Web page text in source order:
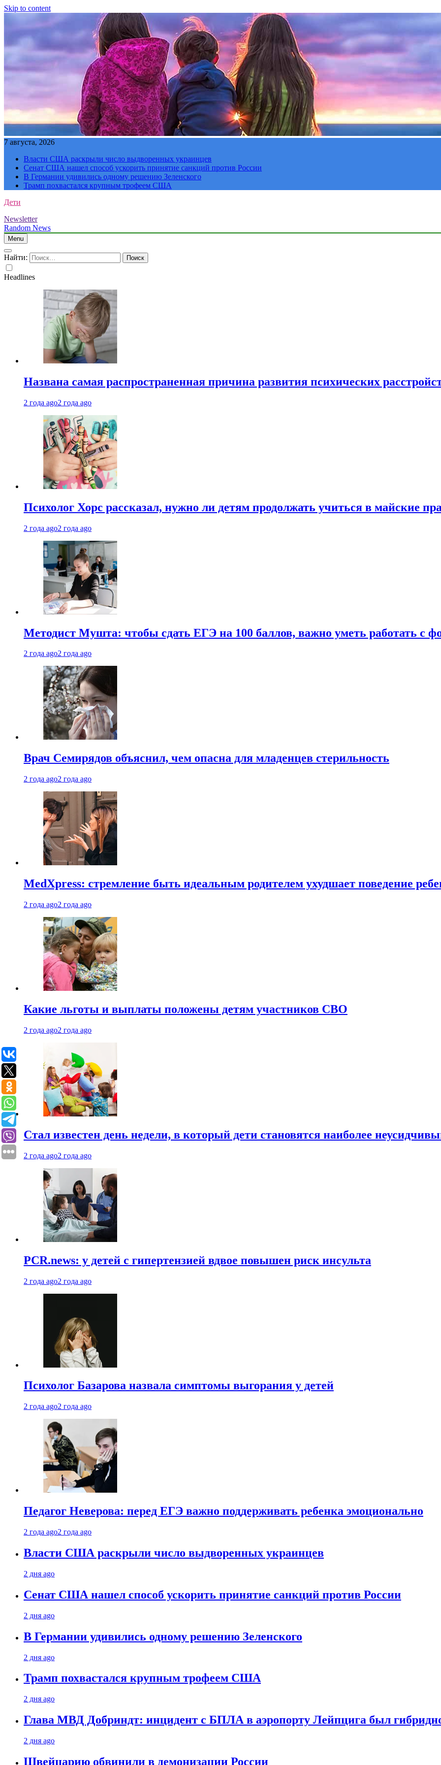
Skip to content
7 августа, 2026
Власти США раскрыли число выдворенных украинцев
Сенат США нашел способ ускорить принятие санкций против России
В Германии удивились одному решению Зеленского
Трамп похвастался крупным трофеем США
Дети
Newsletter
Random News
Menu
Найти:
Headlines
Названа самая распространенная причина развития психических
2 года ago2 года ago
Психолог Хорс рассказал, нужно ли детям продолжать учиться в майские
2 года ago2 года ago
Методист Мушта: чтобы сдать ЕГЭ на 100 баллов, важно уметь работать с
2 года ago2 года ago
Врач Семирядов объяснил, чем опасна для младенцев стерильность
2 года ago2 года ago
MedXpress: стремление быть идеальным родителем ухудшает поведение
2 года ago2 года ago
Какие льготы и выплаты положены детям участников СВО
2 года ago2 года ago
Стал известен день недели, в который дети становятся наиболее
2 года ago2 года ago
PCR.news: у детей с гипертензией вдвое повышен риск инсульта
2 года ago2 года ago
Психолог Базарова назвала симптомы выгорания у детей
2 года ago2 года ago
Педагог Неверова: перед ЕГЭ важно поддерживать ребенка эмоционально
2 года ago2 года ago
Власти США раскрыли число выдворенных украинцев
2 дня ago
Сенат США нашел способ ускорить принятие санкций против России
2 дня ago
В Германии удивились одному решению Зеленского
2 дня ago
Трамп похвастался крупным трофеем США
2 дня ago
Глава МВД Добриндт: инцидент с БПЛА в аэропорту Лейпцига был
2 дня ago
Швейцарию обвинили в демонизации России